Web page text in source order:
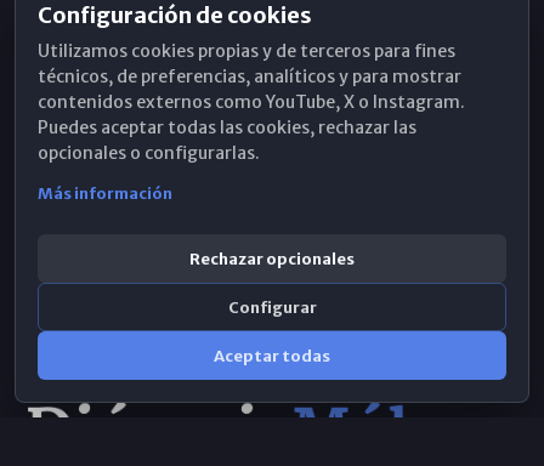
Horarios de Misa
Hemeroteca
WhatsApp
Configuración de cookies
Utilizamos cookies propias y de terceros para fines
técnicos, de preferencias, analíticos y para mostrar
contenidos externos como YouTube, X o Instagram.
Puedes aceptar todas las cookies, rechazar las
opcionales o configurarlas.
Más información
Rechazar opcionales
Configurar
Aceptar todas